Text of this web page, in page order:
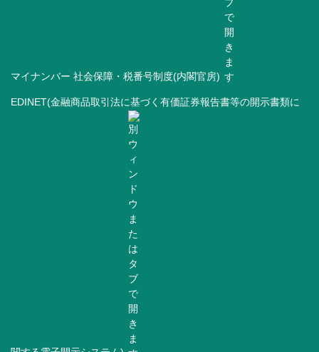
マイナンバー 社会保障・税番号制度(内閣官房)
EDINET(金融商品取引法に基づく有価証券報告書等の開示書類に